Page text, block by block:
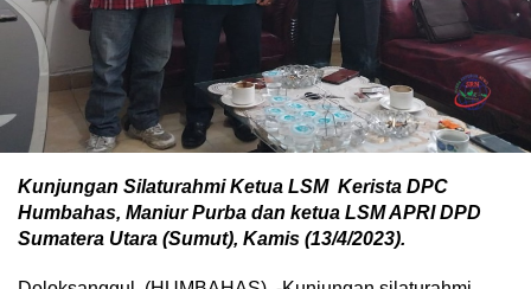
Kunjungan Silaturahmi Ketua LSM Kerista DPC
Humbahas, Maniur Purba dan ketua LSM APRI DPD
Sumatera Utara (Sumut), Kamis (13/4/2023).